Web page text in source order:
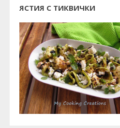
ЯСТИЯ С ТИКВИЧКИ